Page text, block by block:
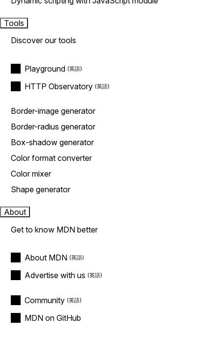
Tools
Discover our tools
Playground
HTTP Observatory
Border-image generator
Border-radius generator
Box-shadow generator
Color format converter
Color mixer
Shape generator
About
Get to know MDN better
About MDN
Advertise with us
Community
MDN on GitHub